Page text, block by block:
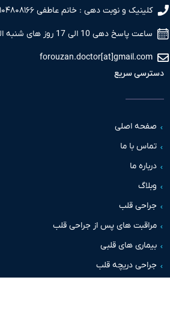
و نوبت دهی : خانم عاطفی ۰۹۱۰۴۸۰۸۱۶۶- 02149796289
دهی 10 الی 17 روز های شنبه الی چهارشنبه
سریع
اصلی
با ما
ما
قلب
های پس از جراحی قلب
های قلبی
دریچه قلب